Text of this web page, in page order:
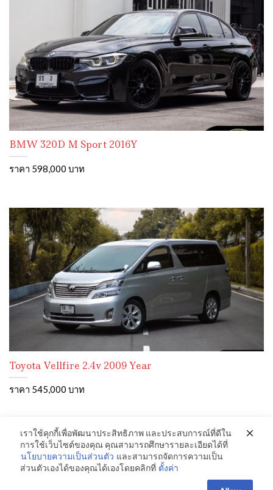
BMW 320D M Sport 2016Y
ราคา 598,000 บาท
Toyota Vellfire 2.4v 2009 Year
ราคา 545,000 บาท
เราใช้คุกกี้เพื่อพัฒนาประสิทธิภาพ และประสบการณ์ที่ดีใน
การใช้เว็บไซต์ของคุณ คุณสามารถศึกษารายละเอียดได้ที่
นโยบายความเป็นส่วนตัว และสามารถจัดการความเป็น
ส่วนตัวเองได้ของคุณได้เองโดยคลิกที่ ตั้งค่า